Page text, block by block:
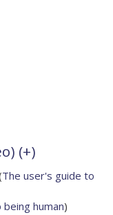
(+)
The user's guide to
human)